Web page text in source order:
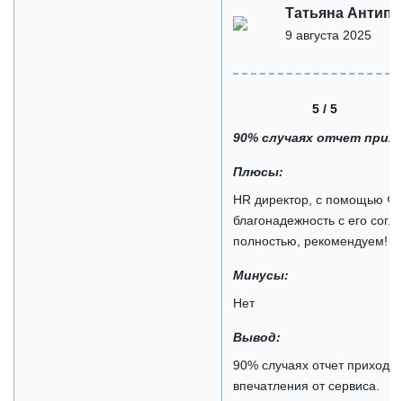
Татьяна
9 августа 2025
5 / 5
90% случаях отчет
Плюсы:
HR директор, с помощью
благонадежность с его
полностью, рекомендуем!
Минусы:
Нет
Вывод:
90% случаях отчет
впечатления от сервиса.